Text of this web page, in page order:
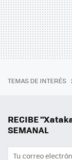
TEMAS DE INTERÉS
RECIBE
SEMANAL